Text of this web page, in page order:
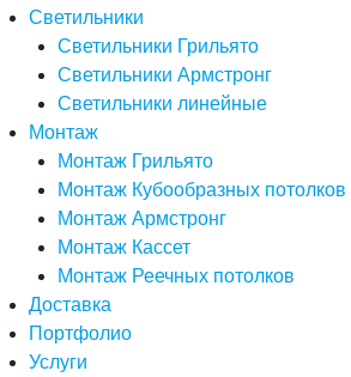
Светильники
Светильники Грильято
Светильники Армстронг
Светильники линейные
Монтаж
Монтаж Грильято
Монтаж Кубообразных потолков
Монтаж Армстронг
Монтаж Кассет
Монтаж Реечных потолков
Доставка
Портфолио
Услуги